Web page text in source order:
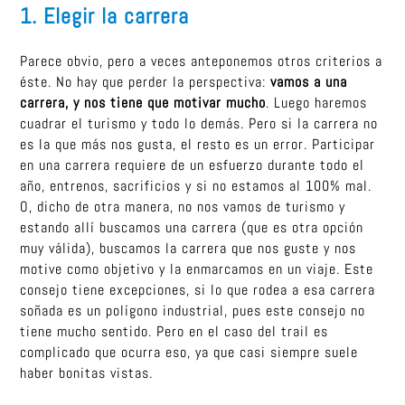
1. Elegir la carrera
Parece obvio, pero a veces anteponemos otros criterios a
éste. No hay que perder la perspectiva:vamos a una
carrera, y nos tiene que motivar mucho. Luego haremos
cuadrar el turismo y todo lo demás. Pero si la carrera no
es la que más nos gusta, el resto es un error. Participar
en una carrera requiere de un esfuerzo durante todo el
año, entrenos, sacrificios y si no estamos al 100% mal.
O, dicho de otra manera, no nos vamos de turismo y
estando allí buscamos una carrera (que es otra opción
muy válida), buscamos la carrera que nos guste y nos
motive como objetivo y la enmarcamos en un viaje. Este
consejo tiene excepciones, si lo que rodea a esa carrera
soñada es un polígono industrial, pues este consejo no
tiene mucho sentido. Pero en el caso del trail es
complicado que ocurra eso, ya que casi siempre suele
haber bonitas vistas.